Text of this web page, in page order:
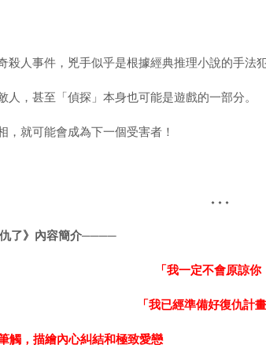
殺人事件，兇手似乎是根據經典推理小說的手法犯
人，甚至「偵探」本身也可能是遊戲的一部分。
，就可能會成為下一個受害者！
⬩⬩⬩
仇了》內容簡介────
「我一定不會原諒你
「我已經準備好復仇計畫
觸，描繪內心糾結和極致愛戀